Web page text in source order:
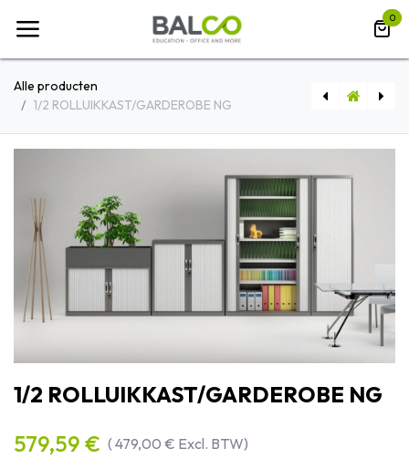
0
Alle producten
1/2 ROLLUIKKAST/GARDEROBE NG
1/2 ROLLUIKKAST/GARDEROBE NG
579,59 € (479,00 € Excl. BTW)